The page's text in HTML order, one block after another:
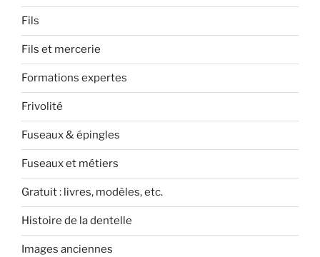
Fils
Fils et mercerie
Formations expertes
Frivolité
Fuseaux & épingles
Fuseaux et métiers
Gratuit : livres, modèles, etc.
Histoire de la dentelle
Images anciennes